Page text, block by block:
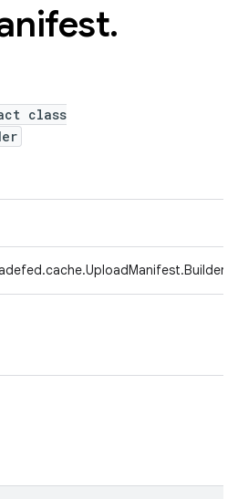
.
class